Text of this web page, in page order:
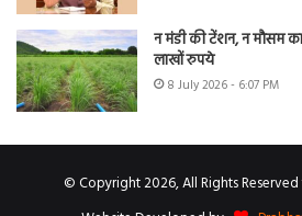
न मंडी की टेंशन, न मौसम
लाखों रुपये
8 July 2026 - 6:07 PM
© Copyright 2026, All Rights